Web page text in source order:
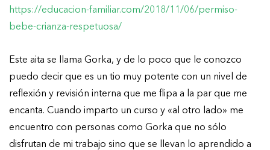
https://educacion-familiar.com/2018/11/06/permiso-
bebe-crianza-respetuosa/
Este aita se llama Gorka, y de lo poco que le conozco
puedo decir que es un tio muy potente con un nivel de
reflexión y revisión interna que me flipa a la par que me
encanta. Cuando imparto un curso y «al otro lado» me
encuentro con personas como Gorka que no sólo
disfrutan de mi trabajo sino que se llevan lo aprendido a